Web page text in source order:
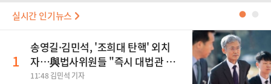
실시간 인기뉴스 ●
1
송영길·김민석, '조희대 탄핵' 외치
자…與법사위원들 "즉시 대법관 제
청하라"
11:48 김민석 기자